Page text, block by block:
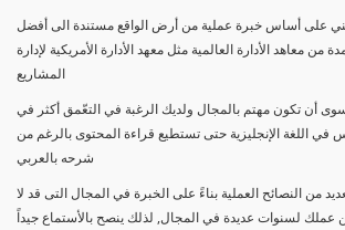
على أساس خبرة عملية من أرض الواقع مستندة الى أفضل
من معاهد الأدارة العالمية مثل معهد الأدارة الأمريكية لإدارة
المشاريع
أن تكون مهتم بالمجال ولديك الرغبة في التعّمق أكثر في
اللغة الإنجليزية حتى تستطيع قراءة المحتوى بالرغم من
شرحه بالعربي
من النصائح العملية بناءً على الخبرة في المجال التى قد لا
عملك لسنوات عديدة في المجال, لذلك ينصح بالأستماع جيداً